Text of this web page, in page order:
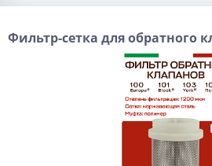
Фильтр-сетка для обратного